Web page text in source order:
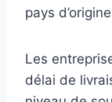
pays
Les
délai de